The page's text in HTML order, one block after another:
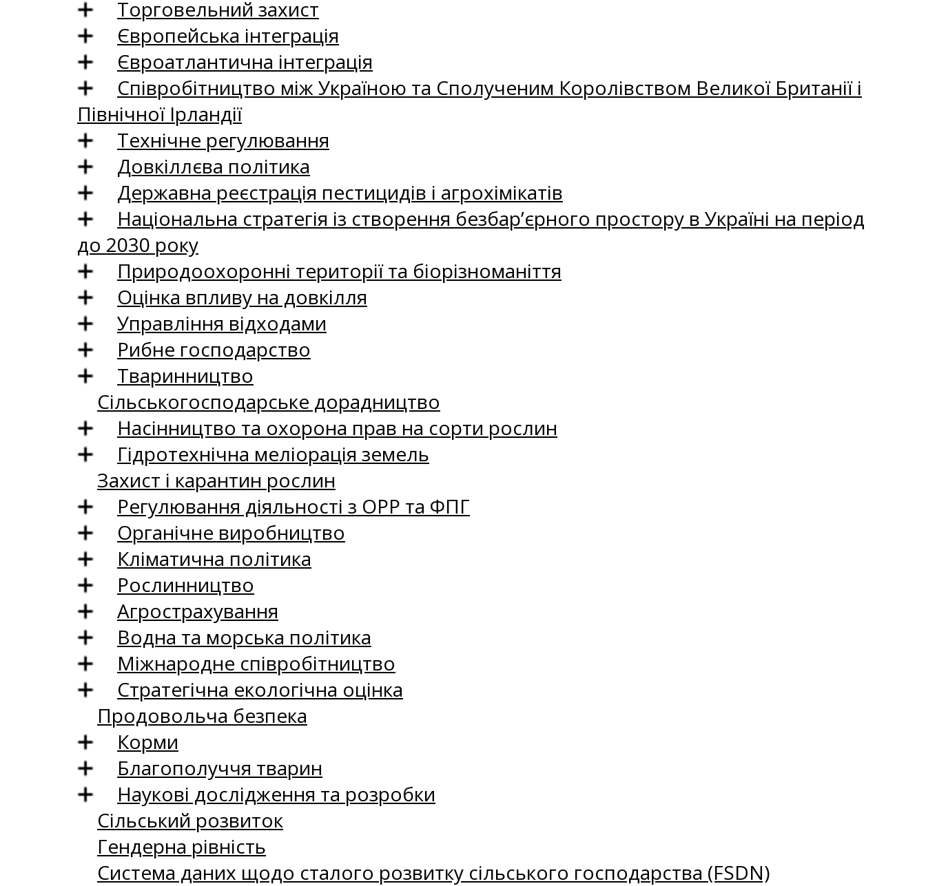
Торговельний захист
Європейська інтеграція
Євроатлантична інтеграція
Співробітництво між Україною та Сполученим Королівством Великої Британії і
Північної Ірландії
Технічне регулювання
Довкіллєва політика
Державна реєстрація пестицидів і агрохімікатів
Національна стратегія із створення безбар’єрного простору в Україні на період
до 2030 року
Природоохоронні території та біорізноманіття
Оцінка впливу на довкілля
Управління відходами
Рибне господарство
Тваринництво
Сільськогосподарське дорадництво
Насінництво та охорона прав на сорти рослин
Гідротехнічна меліорація земель
Захист і карантин рослин
Регулювання діяльності з ОРР та ФПГ
Органічне виробництво
Кліматична політика
Рослинництво
Агрострахування
Водна та морська політика
Міжнародне співробітництво
Стратегічна екологічна оцінка
Продовольча безпека
Корми
Благополуччя тварин
Наукові дослідження та розробки
Сільський розвиток
Гендерна рівність
Система даних щодо сталого розвитку сільського господарства (FSDN)